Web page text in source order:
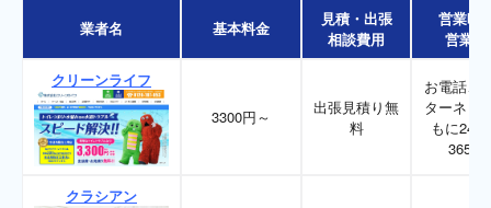
業者名 基本料金
見積・出張
相談費用
営業時
営業日
クリーンライフ
3300円～
出張見積り無
料
お電話、
ターネッ
もに24
365日
クラシアン